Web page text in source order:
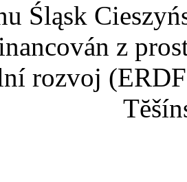
Śląsk
z
rozvoj